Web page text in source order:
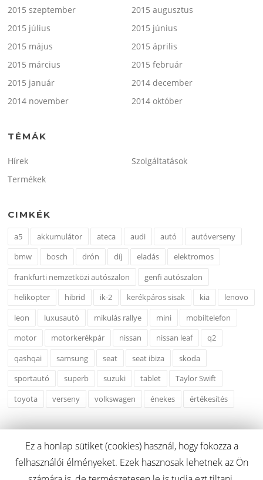
2015 szeptember
2015 augusztus
2015 július
2015 június
2015 május
2015 április
2015 március
2015 február
2015 január
2014 december
2014 november
2014 október
TÉMÁK
Hírek
Szolgáltatások
Termékek
CIMKÉK
a5 akkumulátor ateca audi autó
autóverseny
bmw
bosch drón díj eladás
elektromos
frankfurti nemzetközi autószalon
genfi autószalon
helikopter
hibrid ik-2 kerékpáros sisak kia
lenovo
leon
luxusautó mikulás rallye mini
mobiltelefon
motor
motorkerékpár nissan nissan leaf
q2
qashqai
samsung seat seat ibiza
skoda
sportautó
superb suzuki tablet
Taylor Swift
toyota
verseny volkswagen énekes értékesítés
Copyright © 2026 carcreditonline.hu. Minden Jog Fenntartva.
Ez a honlap sütiket (cookies) használ, hogy fokozza a
felhasználói élményeket. Ezek hasznosak lehetnek az Ön